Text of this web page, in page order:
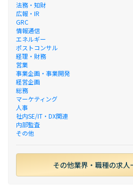
法務・知財
広報・IR
GRC
情報通信
エネルギー
ポストコンサル
経理・財務
営業
事業企画・事業開発
経営企画
総務
マーケティング
人事
社内SE/IT・DX関連
内部監査
その他
その他業界・職種の求人